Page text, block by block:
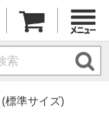
標準サイズ)